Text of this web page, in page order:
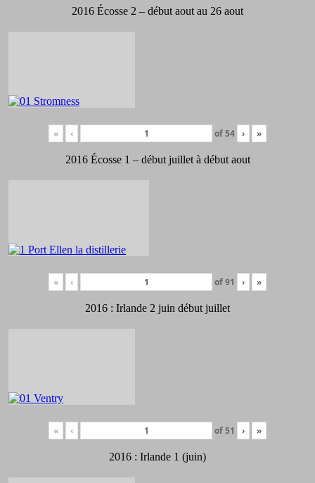
2016 Écosse 2 – début aout au 26 aout
« ‹ of54 › »
2016 Écosse 1 – début juillet à début aout
« ‹ of91 › »
2016 : Irlande 2 juin début juillet
« ‹ of51 › »
2016 : Irlande 1 (juin)